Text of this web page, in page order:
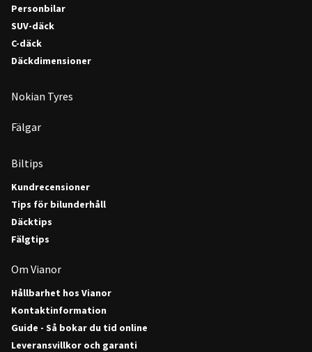
Personbilar
SUV-däck
C-däck
Däckdimensioner
Nokian Tyres
Fälgar
Biltips
Kundrecensioner
Tips för bilunderhåll
Däcktips
Fälgtips
Om Vianor
Hållbarhet hos Vianor
Kontaktinformation
Guide - Så bokar du tid online
Leveransvillkor och garanti